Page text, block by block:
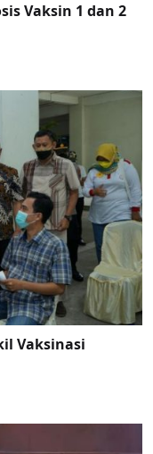
Vaksin 1 dan 2
Vaksinasi